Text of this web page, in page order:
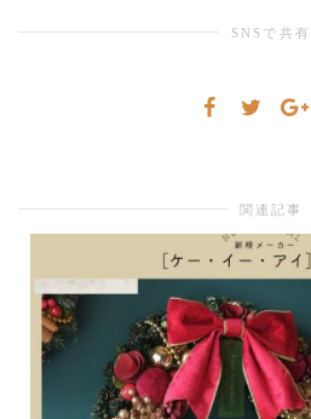
SNSで共有
関連記事